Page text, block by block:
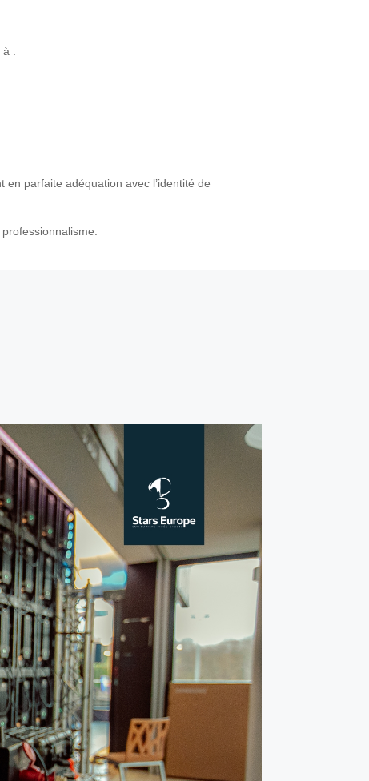
à :
en parfaite adéquation avec l’identité de